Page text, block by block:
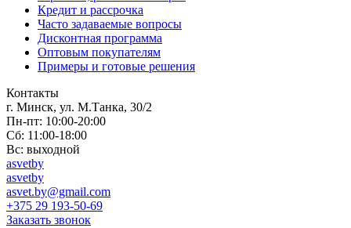
Кредит и рассрочка
Часто задаваемые вопросы
Дисконтная программа
Оптовым покупателям
Примеры и готовые решения
Контакты
г. Минск, ул. М.Танка, 30/2
Пн-пт: 10:00-20:00
Сб: 11:00-18:00
Вс: выходной
asvetby
asvetby
asvet.by@gmail.com
+375 29 193-50-69
Заказать звонок